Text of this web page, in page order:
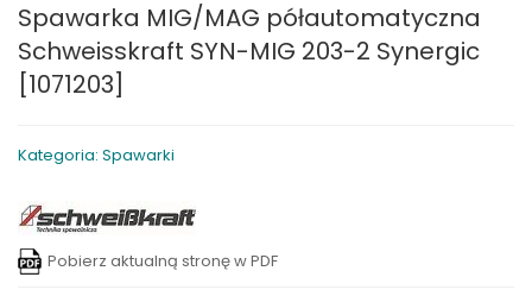
Spawarka MIG/MAG półautomatyczna
Schweisskraft SYN-MIG 203-2 Synergic
[1071203]
Kategoria: Spawarki
Pobierz aktualną stronę w PDF